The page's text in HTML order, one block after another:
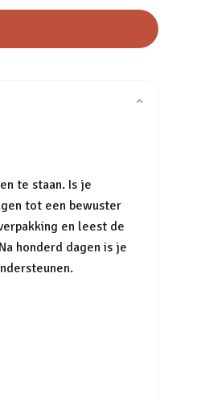
⌄
te staan. Is je
tot een bewuster
en leest de
honderd dagen is je